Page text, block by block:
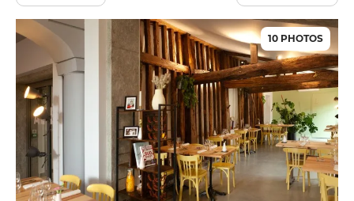
10 PHOTOS